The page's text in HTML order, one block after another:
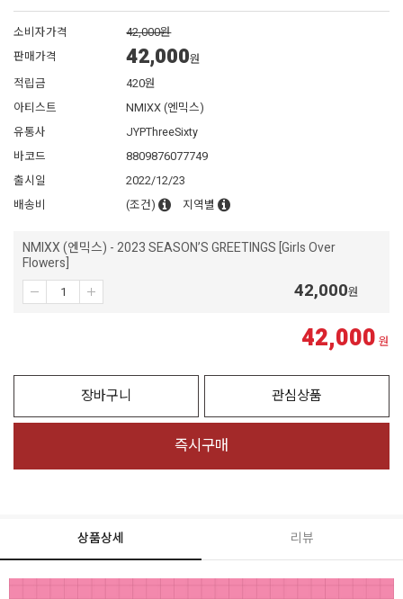
소비자가격
42,000원
판매가격
42,000원
적립금
420원
아티스트
NMIXX (엔믹스)
유통사
JYPThreeSixty
바코드
8809876077749
출시일
2022/12/23
배송비
(조건) 지역별
NMIXX (엔믹스) - 2023 SEASON’S GREETINGS [Girls Over
Flowers]
42,000원
42,000 원
장바구니 관심상품
즉시구매
상품상세 리뷰